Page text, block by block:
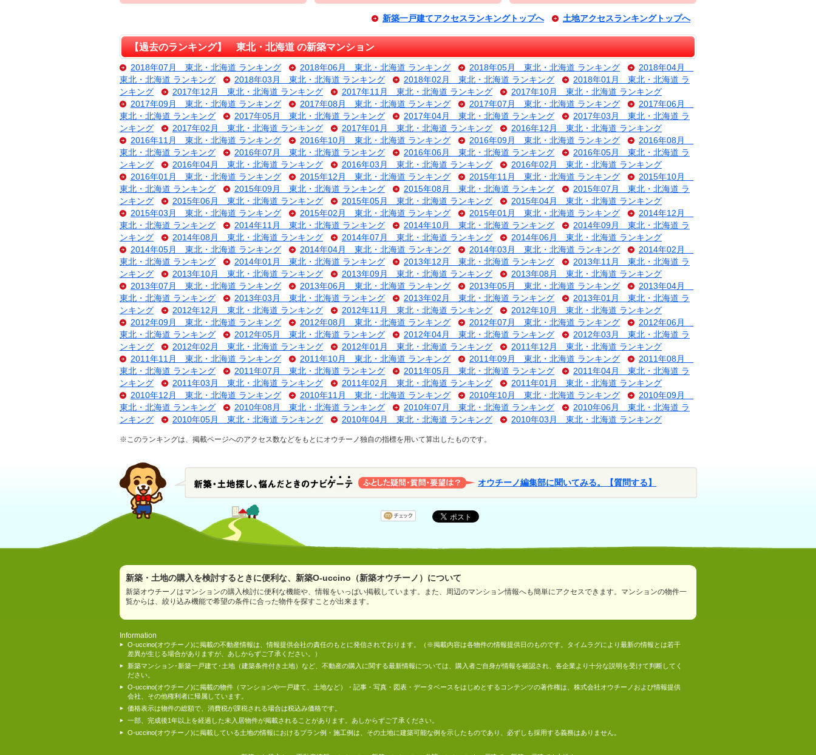
新築一戸建てアクセスランキングトップへ 土地アクセスランキングトップへ
【過去のランキング】 東北・北海道 の新築マンション
2018年07月 東北・北海道 ランキング 2018年06月 東北・北海道 ランキング 2018年05月 東北・北海道 ランキング
2018年04月
東北・北海道 ランキング
2018年03月 東北・北海道 ランキング 2018年02月 東北・北海道 ランキング
2018年01月 東北・北海道 ラ
ンキング
2017年12月 東北・北海道 ランキング 2017年11月 東北・北海道 ランキング
2017年10月 東北・北海道 ランキング
2017年09月 東北・北海道 ランキング
2017年08月 東北・北海道 ランキング 2017年07月 東北・北海道 ランキング
2017年06月
東北・北海道 ランキング
2017年05月 東北・北海道 ランキング 2017年04月 東北・北海道 ランキング
2017年03月 東北・北海道 ラ
ンキング
2017年02月 東北・北海道 ランキング 2017年01月 東北・北海道 ランキング
2016年12月 東北・北海道 ランキング
2016年11月 東北・北海道 ランキング
2016年10月 東北・北海道 ランキング 2016年09月 東北・北海道 ランキング
2016年08月
東北・北海道 ランキング
2016年07月 東北・北海道 ランキング 2016年06月 東北・北海道 ランキング
2016年05月 東北・北海道 ラ
ンキング
2016年04月 東北・北海道 ランキング 2016年03月 東北・北海道 ランキング
2016年02月 東北・北海道 ランキング
2016年01月 東北・北海道 ランキング
2015年12月 東北・北海道 ランキング 2015年11月 東北・北海道 ランキング
2015年10月
東北・北海道 ランキング
2015年09月 東北・北海道 ランキング 2015年08月 東北・北海道 ランキング
2015年07月 東北・北海道 ラ
ンキング
2015年06月 東北・北海道 ランキング 2015年05月 東北・北海道 ランキング
2015年04月 東北・北海道 ランキング
2015年03月 東北・北海道 ランキング
2015年02月 東北・北海道 ランキング 2015年01月 東北・北海道 ランキング
2014年12月
東北・北海道 ランキング
2014年11月 東北・北海道 ランキング 2014年10月 東北・北海道 ランキング
2014年09月 東北・北海道 ラ
ンキング
2014年08月 東北・北海道 ランキング 2014年07月 東北・北海道 ランキング
2014年06月 東北・北海道 ランキング
2014年05月 東北・北海道 ランキング
2014年04月 東北・北海道 ランキング 2014年03月 東北・北海道 ランキング
2014年02月
東北・北海道 ランキング
2014年01月 東北・北海道 ランキング 2013年12月 東北・北海道 ランキング
2013年11月 東北・北海道 ラ
ンキング
2013年10月 東北・北海道 ランキング 2013年09月 東北・北海道 ランキング
2013年08月 東北・北海道 ランキング
2013年07月 東北・北海道 ランキング
2013年06月 東北・北海道 ランキング 2013年05月 東北・北海道 ランキング
2013年04月
東北・北海道 ランキング
2013年03月 東北・北海道 ランキング 2013年02月 東北・北海道 ランキング
2013年01月 東北・北海道 ラ
ンキング
2012年12月 東北・北海道 ランキング 2012年11月 東北・北海道 ランキング
2012年10月 東北・北海道 ランキング
2012年09月 東北・北海道 ランキング
2012年08月 東北・北海道 ランキング 2012年07月 東北・北海道 ランキング
2012年06月
東北・北海道 ランキング
2012年05月 東北・北海道 ランキング 2012年04月 東北・北海道 ランキング
2012年03月 東北・北海道 ラ
ンキング
2012年02月 東北・北海道 ランキング 2012年01月 東北・北海道 ランキング
2011年12月 東北・北海道 ランキング
2011年11月 東北・北海道 ランキング
2011年10月 東北・北海道 ランキング 2011年09月 東北・北海道 ランキング
2011年08月
東北・北海道 ランキング
2011年07月 東北・北海道 ランキング 2011年05月 東北・北海道 ランキング
2011年04月 東北・北海道 ラ
ンキング
2011年03月 東北・北海道 ランキング 2011年02月 東北・北海道 ランキング
2011年01月 東北・北海道 ランキング
2010年12月 東北・北海道 ランキング
2010年11月 東北・北海道 ランキング 2010年10月 東北・北海道 ランキング
2010年09月
東北・北海道 ランキング
2010年08月 東北・北海道 ランキング 2010年07月 東北・北海道 ランキング
2010年06月 東北・北海道 ラ
ンキング
2010年05月 東北・北海道 ランキング 2010年04月 東北・北海道 ランキング 2010年03月 東北・北海道 ランキング
※このランキングは、掲載ページへのアクセス数などをもとにオウチーノ独自の指標を用いて算出したものです。
オウチーノ編集部に聞いてみる。【質問する】
新築・土地の購入を検討するときに便利な、新築O-uccino（新築オウチーノ）について
新築オウチーノはマンションの購入検討に便利な機能や、情報をいっぱい掲載しています。また、周辺のマンション情報へも簡単にアクセスできます。マンションの物件一
覧からは、絞り込み機能で希望の条件に合った物件を探すことが出来ます。
Information
O-uccino(オウチーノ)に掲載の不動産情報は、情報提供会社の責任のもとに発信されております。（※掲載内容は各物件の情報提供日のものです。タイムラグにより最新の情報とは若干
差異が生じる場合がありますが、あしからずご了承ください。）
新築マンション･新築一戸建て･土地（建築条件付き土地）など、不動産の購入に関する最新情報については、購入者ご自身が情報を確認され、各企業より十分な説明を受けて判断してく
ださい。
O-uccino(オウチーノ)に掲載の物件（マンションや一戸建て、土地など）・記事・写真・図表・データベースをはじめとするコンテンツの著作権は、株式会社オウチーノおよび情報提供
会社、その他権利者に帰属しています。
価格表示は物件の総額で、消費税が課税される場合は税込み価格です。
一部、完成後1年以上を経過した未入居物件が掲載されることがあります。あしからずご了承ください。
O-uccino(オウチーノ)に掲載している土地の情報におけるプラン例・施工例は、その土地に建築可能な例を示したものであり、必ずしも採用する義務はありません。